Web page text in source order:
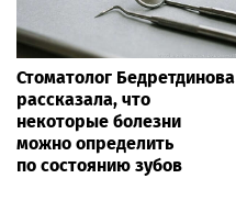
Стоматолог Бедретдинова
рассказала, что
некоторые болезни
можно определить
по состоянию зубов